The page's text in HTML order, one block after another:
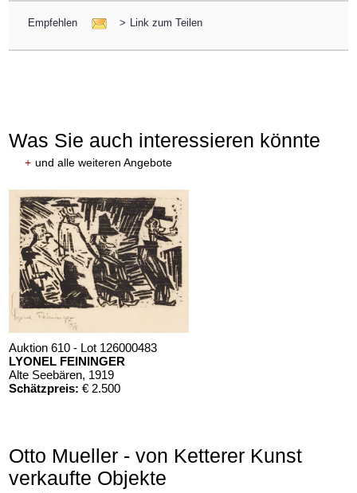
Empfehlen > Link zum Teilen
Was Sie auch interessieren könnte
+ und alle weiteren Angebote
Auktion 610 - Lot 126000483
LYONEL FEININGER
Alte Seebären, 1919
Schätzpreis: € 2.500
Otto Mueller - von Ketterer Kunst
verkaufte Objekte